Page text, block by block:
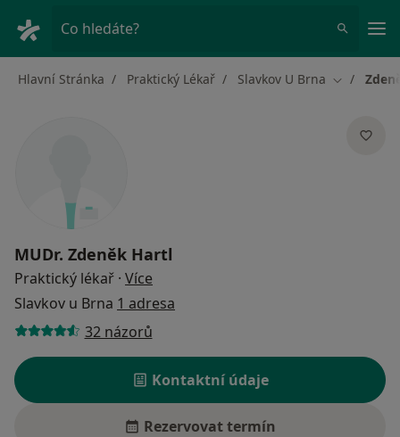
Co hledáte?
Hlavní Stránka Praktický Lékař Slavkov U Brna Změna
MUDr. Zdeněk Hartl
Praktický lékař · Více
Slavkov u Brna 1 adresa
32 názorů
Kontaktní údaje
Rezervovat termín